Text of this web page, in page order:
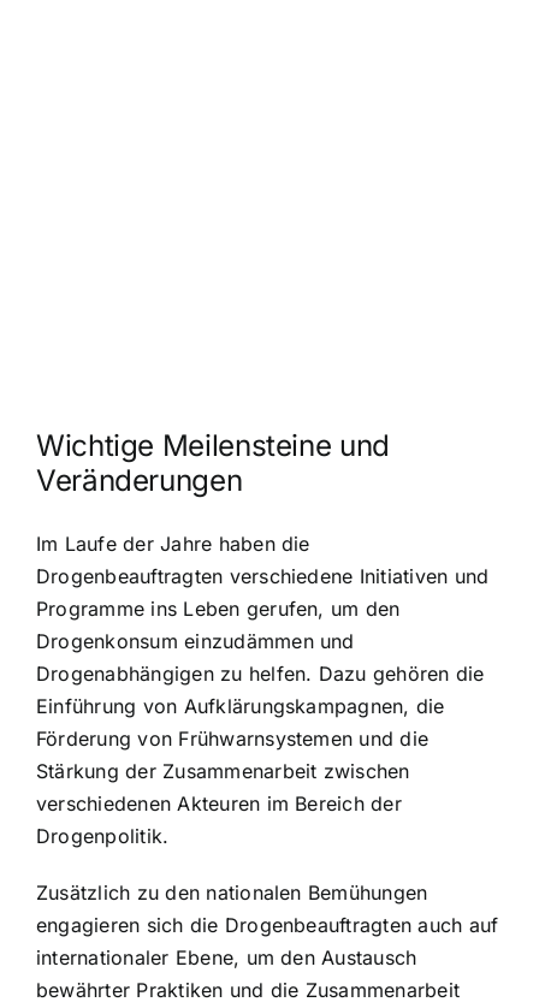
Wichtige Meilensteine und
Veränderungen
Im Laufe der Jahre haben die
Drogenbeauftragten verschiedene Initiativen und
Programme ins Leben gerufen, um den
Drogenkonsum einzudämmen und
Drogenabhängigen zu helfen. Dazu gehören die
Einführung von Aufklärungskampagnen, die
Förderung von Frühwarnsystemen und die
Stärkung der Zusammenarbeit zwischen
verschiedenen Akteuren im Bereich der
Drogenpolitik.
Zusätzlich zu den nationalen Bemühungen
engagieren sich die Drogenbeauftragten auch auf
internationaler Ebene, um den Austausch
bewährter Praktiken und die Zusammenarbeit